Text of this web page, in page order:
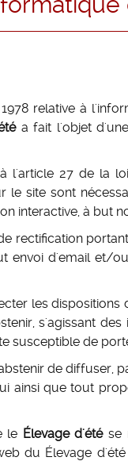
relative à
a fait l'objet
l'article 27 de la
site sont
interactive, à but
rectification
envoi d'email et/
les dispositions
s'agissant
susceptible de
de diffuser,
que tout
le Élevage d'étése
du Élevage